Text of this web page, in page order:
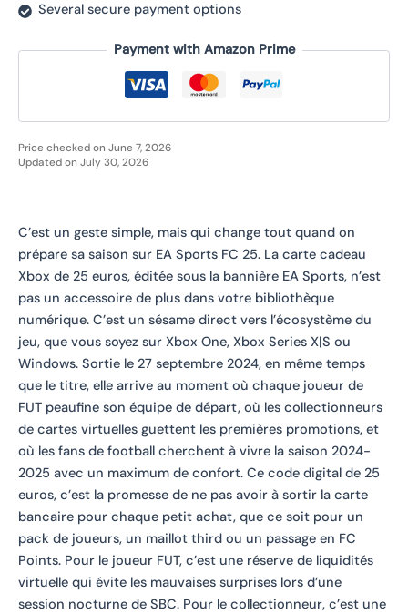
Several secure payment options
Payment with Amazon Prime
Price checked on June 7, 2026
Updated on July 30, 2026
C’est un geste simple, mais qui change tout quand on
prépare sa saison sur EA Sports FC 25. La carte cadeau
Xbox de 25 euros, éditée sous la bannière EA Sports, n’est
pas un accessoire de plus dans votre bibliothèque
numérique. C’est un sésame direct vers l’écosystème du
jeu, que vous soyez sur Xbox One, Xbox Series X|S ou
Windows. Sortie le 27 septembre 2024, en même temps
que le titre, elle arrive au moment où chaque joueur de
FUT peaufine son équipe de départ, où les collectionneurs
de cartes virtuelles guettent les premières promotions, et
où les fans de football cherchent à vivre la saison 2024-
2025 avec un maximum de confort. Ce code digital de 25
euros, c’est la promesse de ne pas avoir à sortir la carte
bancaire pour chaque petit achat, que ce soit pour un
pack de joueurs, un maillot third ou un passage en FC
Points. Pour le joueur FUT, c’est une réserve de liquidités
virtuelle qui évite les mauvaises surprises lors d’une
session nocturne de SBC. Pour le collectionneur, c’est une